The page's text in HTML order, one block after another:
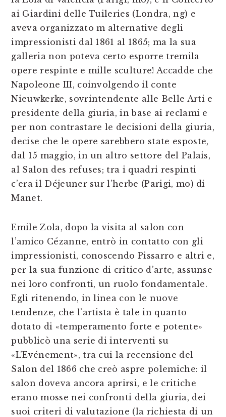
ai Giardini delle Tuileries (Londra, ng) e
aveva organizzato m alternative degli
impressionisti dal 1861 al 1865; ma la sua
galleria non poteva certo esporre tremila
opere respinte e mille sculture! Accadde che
Napoleone III, coinvolgendo il conte
Nieuwkerke, sovrintendente alle Belle Arti e
presidente della giuria, in base ai reclami e
per non contrastare le decisioni della giuria,
decise che le opere sarebbero state esposte,
dal 15 maggio, in un altro settore del Palais,
al Salon des refuses; tra i quadri respinti
c’era il Déjeuner sur l’herbe (Parigi, mo) di
Manet.
Emile Zola, dopo la visita al salon con
l’amico Cézanne, entrò in contatto con gli
impressionisti, conoscendo Pissarro e altri e,
per la sua funzione di critico d’arte, assunse
nei loro confronti, un ruolo fondamentale.
Egli ritenendo, in linea con le nuove
tendenze, che l’artista è tale in quanto
dotato di «temperamento forte e potente»
pubblicò una serie di interventi su
«L’Evénement», tra cui la recensione del
Salon del 1866 che creò aspre polemiche: il
salon doveva ancora aprirsi, e le critiche
erano mosse nei confronti della giuria, dei
suoi criteri di valutazione (la richiesta di un